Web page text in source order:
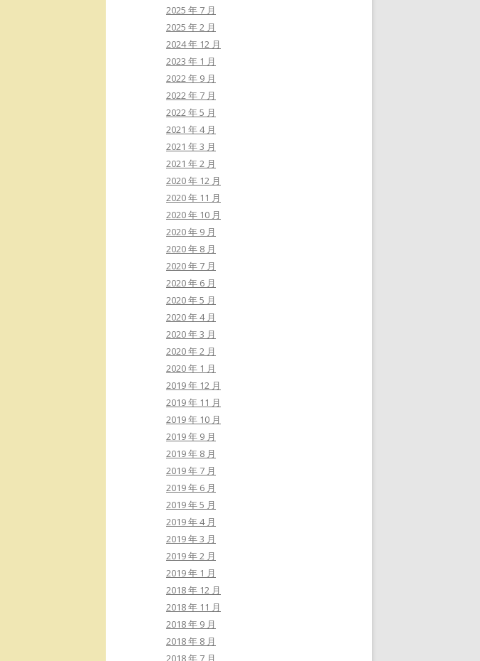
2025 年 7 月
2025 年 2 月
2024 年 12 月
2023 年 1 月
2022 年 9 月
2022 年 7 月
2022 年 5 月
2021 年 4 月
2021 年 3 月
2021 年 2 月
2020 年 12 月
2020 年 11 月
2020 年 10 月
2020 年 9 月
2020 年 8 月
2020 年 7 月
2020 年 6 月
2020 年 5 月
2020 年 4 月
2020 年 3 月
2020 年 2 月
2020 年 1 月
2019 年 12 月
2019 年 11 月
2019 年 10 月
2019 年 9 月
2019 年 8 月
2019 年 7 月
2019 年 6 月
2019 年 5 月
2019 年 4 月
2019 年 3 月
2019 年 2 月
2019 年 1 月
2018 年 12 月
2018 年 11 月
2018 年 9 月
2018 年 8 月
2018 年 7 月